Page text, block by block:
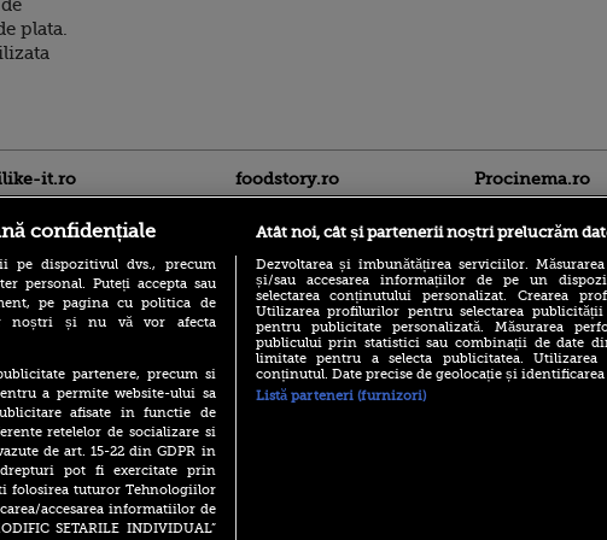
plata.
it.ro foodstory.ro
(P) Descoperă Lumea
Evenimentelor din România
cu Transilvania Events!
Procinema.ro
Banditul zburător,
prolific spărgător
confidențiale
pe dispozitivul dvs., precum
personal. Puteți accepta sau
pe pagina cu politica de
noștri și nu vă vor afecta
partenere, precum si
a permite website-ului sa
afisate in functie de
retelelor de socializare si
de art. 15-22 din GDPR in
drepturi pot fi exercitate prin
folosirea tuturor Tehnologiilor
accesarea informatiilor de
SETARILE INDIVIDUAL”
Atât noi, cât și partenerii noștri prelucrăm
Dezvoltarea și îmbunătățirea serviciilor.
și/sau accesarea informațiilor de pe un
selectarea conținutului personalizat. Crearea
Utilizarea profilurilor pentru selectarea
pentru publicitate personalizată. Măsurarea
publicului prin statistici sau combinații de date
limitate pentru a selecta publicitatea.
conținutul. Date precise de geolocație și
Listă parteneri (furnizori)